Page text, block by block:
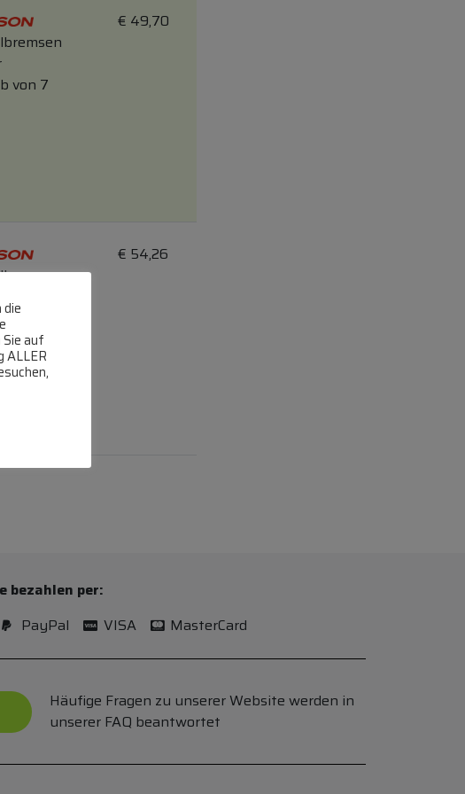
von 7
€ 49,70
von 7
€ 54,26
bezahlen per:
PayPal VISA MasterCard
Häufige Fragen zu unserer Website werden in
unserer FAQ beantwortet
auf
ALLER